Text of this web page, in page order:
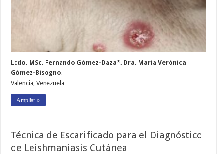
Lcdo. MSc. Fernando Gómez-Daza*. Dra. María Verónica
Gómez-Bisogno.
Valencia, Venezuela
Ampliar »
Técnica de Escarificado para el Diagnóstico
de Leishmaniasis Cutánea